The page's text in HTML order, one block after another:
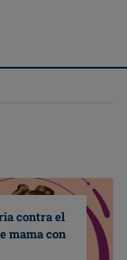
contra el
mama con